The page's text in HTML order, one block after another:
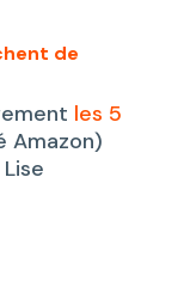
de
les 5
Amazon)